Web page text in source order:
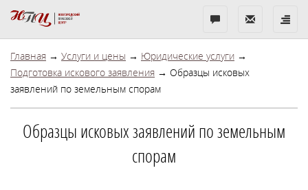
Показать
Бесплатная
Главная → Услуги и цены → Юридические услуги →
Подготовка искового заявления → Образцы исковых
заявлений по земельным спорам
Образцы исковых заявлений по земельным
спорам